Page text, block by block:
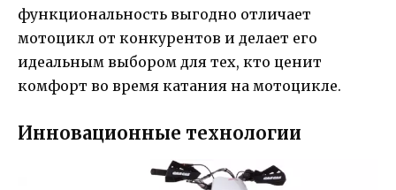
функциональность выгодно отличает
мотоцикл от конкурентов и делает его
идеальным выбором для тех, кто ценит
комфорт во время катания на мотоцикле.
Инновационные технологии